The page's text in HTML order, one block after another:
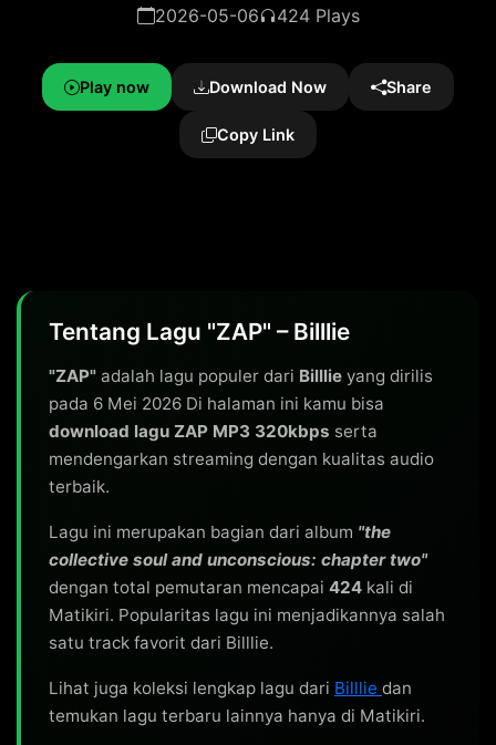
2026-05-06
424 Plays
Play now Download Now Share
Copy Link
Tentang Lagu "ZAP" – Billlie
"ZAP" adalah lagu populer dari Billlie yang dirilis
pada 6 Mei 2026 Di halaman ini kamu bisa
download lagu ZAP MP3 320kbps serta
mendengarkan streaming dengan kualitas audio
terbaik.
Lagu ini merupakan bagian dari album "the
collective soul and unconscious: chapter two"
dengan total pemutaran mencapai 424 kali di
Matikiri. Popularitas lagu ini menjadikannya salah
satu track favorit dari Billlie.
Lihat juga koleksi lengkap lagu dari Billlie dan
temukan lagu terbaru lainnya hanya di Matikiri.